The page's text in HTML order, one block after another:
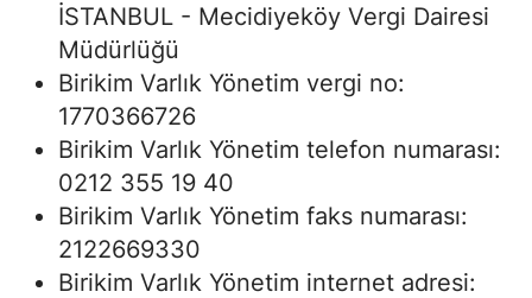
İSTANBUL - Mecidiyeköy Vergi Dairesi
Müdürlüğü
Birikim Varlık Yönetim vergi no:
1770366726
Birikim Varlık Yönetim telefon numarası:
0212 355 19 40
Birikim Varlık Yönetim faks numarası:
2122669330
Birikim Varlık Yönetim internet adresi: